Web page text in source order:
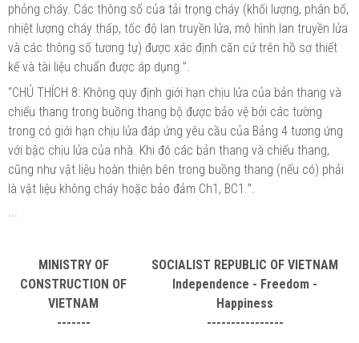
phỏng cháy. Các thông số của tải trọng cháy (khối lượng, phân bố,
nhiệt lượng cháy thấp, tốc độ lan truyền lửa, mô hình lan truyền lửa
và các thông số tương tự) được xác định căn cứ trên hồ sơ thiết
kế và tài liệu chuẩn được áp dụng. ”
“CHÚ THÍCH 8: Không quy định giới hạn chịu lửa của bản thang và
chiếu thang trong buồng thang bộ được bảo vệ bởi các tường
trong có giới hạn chịu lửa đáp ứng yêu cầu của Bảng 4 tương ứng
với bậc chịu lửa của nhà. Khi đó các bản thang và chiếu thang,
cũng như vật liệu hoàn thiện bên trong buồng thang (nếu có) phải
là vật liệu không cháy hoặc bảo đảm Ch1, BC1. ”
MINISTRY OF
CONSTRUCTION OF
VIETNAM
-------
SOCIALIST REPUBLIC OF VIETNAM
Independence - Freedom -
Happiness
----------------